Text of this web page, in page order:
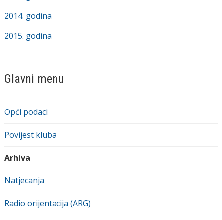
Glavni menu
Opći podaci
Povijest kluba
Arhiva
Natjecanja
Radio orijentacija (ARG)
2014. godina
2015. godina